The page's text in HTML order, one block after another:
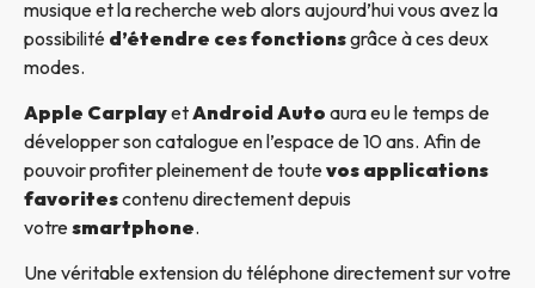
musique et la recherche web alors aujourd’hui vous avez la
possibilité d’étendre ces fonctionsgrâce à ces deux
modes.
Apple CarplayetAndroid Auto aura eu le temps de
développer son catalogue en l’espace de 10 ans. Afin de
pouvoir profiter pleinement de toutevos applications
favoritescontenu directement depuis
votresmartphone.
Une véritable extension du téléphone directement sur votre